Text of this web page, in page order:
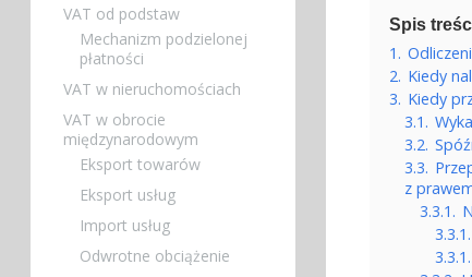
VAT od podstaw
Mechanizm podzielonej
płatności
VAT w nieruchomościach
VAT w obrocie
międzynarodowym
Eksport towarów
Eksport usług
Import usług
Odwrotne obciążenie
Spis
1.
2. Kiedy
3. Kiedy
3.1.
3.2.
3.3.
z
3.3.1.